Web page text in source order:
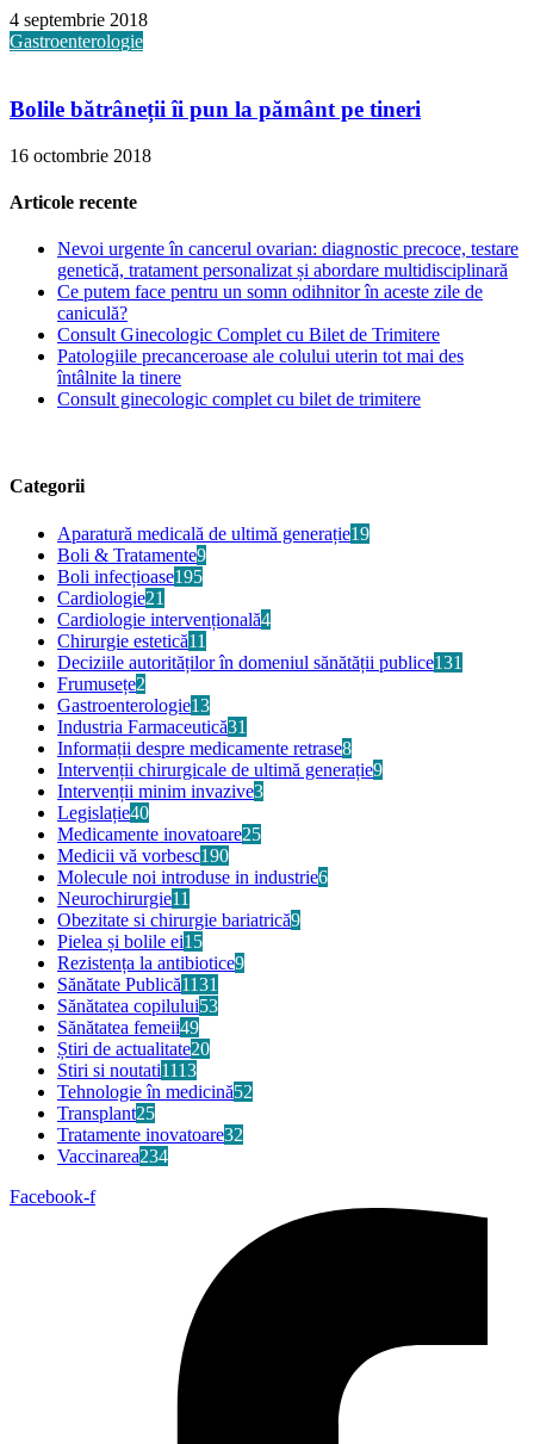
4 septembrie 2018
Gastroenterologie
Bolile bătrâneții îi pun la pământ pe tineri
16 octombrie 2018
Articole recente
Nevoi urgente în cancerul ovarian: diagnostic precoce, testare
genetică, tratament personalizat și abordare multidisciplinară
Ce putem face pentru un somn odihnitor în aceste zile de
caniculă?
Consult Ginecologic Complet cu Bilet de Trimitere
Patologiile precanceroase ale colului uterin tot mai des
întâlnite la tinere
Consult ginecologic complet cu bilet de trimitere
Categorii
Aparatură medicală de ultimă generație19
Boli & Tratamente9
Boli infecțioase195
Cardiologie21
Cardiologie intervențională4
Chirurgie estetică11
Deciziile autorităților în domeniul sănătății publice131
Frumusețe2
Gastroenterologie13
Industria Farmaceutică31
Informații despre medicamente retrase8
Intervenții chirurgicale de ultimă generație9
Intervenții minim invazive3
Legislație40
Medicamente inovatoare25
Medicii vă vorbesc190
Molecule noi introduse in industrie6
Neurochirurgie11
Obezitate si chirurgie bariatrică9
Pielea și bolile ei15
Rezistența la antibiotice9
Sănătate Publică1131
Sănătatea copilului53
Sănătatea femeii49
Știri de actualitate20
Stiri si noutati1113
Tehnologie în medicină52
Transplant25
Tratamente inovatoare32
Vaccinarea234
Facebook-f